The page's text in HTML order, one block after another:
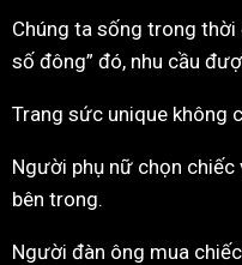
Chúng ta sống trong thời
số đông” đó, nhu cầu
Trang sức unique không
Người phụ nữ chọn
bên trong.
Người đàn ông mua